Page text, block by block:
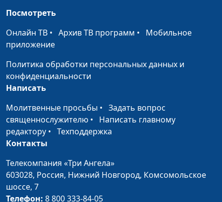
Пасха в Библии и в
филолог, литературовед,
историк, богослов
Первая Пасха: где,
когда, почему
Александр Богданенков,
священнослужитель,
Олег Габрусевич,
священнослужитель,
Посмотреть
Онлайн ТВ • Архив ТВ программ • Мобильное
приложение
Политика обработки персональных данных и
конфиденциальности
Написать
Молитвенные просьбы • Задать вопрос
священнослужителю • Написать главному
редактору • Техподдержка
Контакты
Телекомпания «Три Ангела»
603028, Россия, Нижний Новгород, Комсомольское
шоссе, 7
Телефон: 8 800 333-84-05